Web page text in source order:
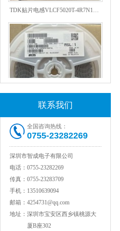
TDK贴片电感VLCF5020T-4R7N1R7-1
村田电感LQW15AN47NG80D
联系我们
全国咨询热线：
0755-23282269
深圳市智成电子有限公司
电话： 0755-23282269
传真： 0755-23283709
手机： 13510639094
邮箱： 4254731@qq.com
地址： 深圳市宝安区西乡镇桃源大
厦B座302